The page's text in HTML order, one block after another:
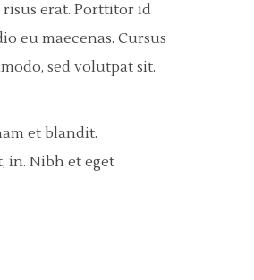
risus erat. Porttitor id
eu maecenas. Cursus
sed volutpat sit.
et blandit.
in. Nibh et eget